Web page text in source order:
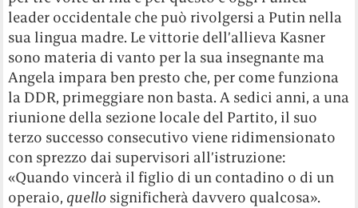
leader occidentale che può rivolgersi a Putin nella
sua lingua madre. Le vittorie dell’allieva Kasner
sono materia di vanto per la sua insegnante ma
Angela impara ben presto che, per come funziona
la DDR, primeggiare non basta. A sedici anni, a una
riunione della sezione locale del Partito, il suo
terzo successo consecutivo viene ridimensionato
con sprezzo dai supervisori all’istruzione:
«Quando vincerà il figlio di un contadino o di un
operaio, quello significherà davvero qualcosa».